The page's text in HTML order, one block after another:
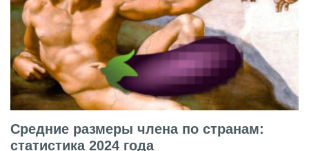
Средние размеры члена по странам:
статистика 2024 года